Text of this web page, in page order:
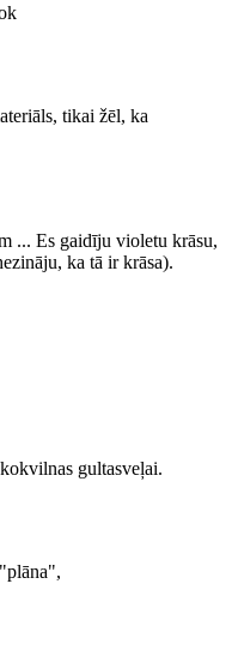
tikai žēl, ka
... Es gaidīju violetu krāsu,
ka tā ir krāsa).
gultasveļai.